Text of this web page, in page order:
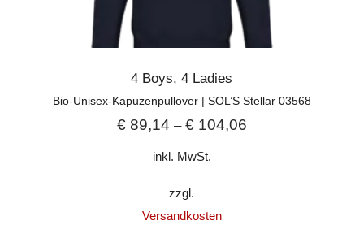
4 Boys,4 Ladies
Bio-Unisex-Kapuzenpullover | SOL’S Stellar 03568
€89,14 – €104,06
inkl. MwSt.
zzgl.
Versandkosten